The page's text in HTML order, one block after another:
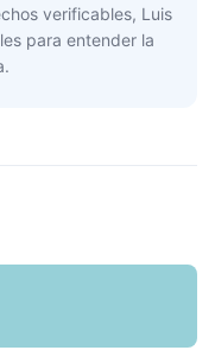
verificables, Luis
para entender la